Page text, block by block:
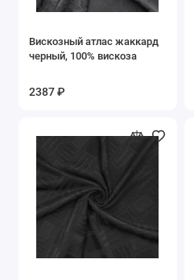
Органза
Пайеточные
Сатин
Сетки
Вискозный атлас жаккард
черный, 100% вискоза
2387 ₽